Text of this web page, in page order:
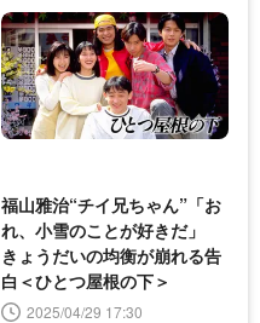
福山雅治“チイ兄ちゃん”「お
れ、小雪のことが好きだ」
きょうだいの均衡が崩れる告
白＜ひとつ屋根の下＞
2025/04/29 17:30